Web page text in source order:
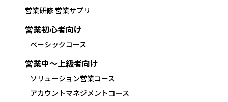
営業研修 営業サプリ
営業初心者向け
ベーシックコース
営業中〜上級者向け
ソリューション営業コース
アカウントマネジメントコース